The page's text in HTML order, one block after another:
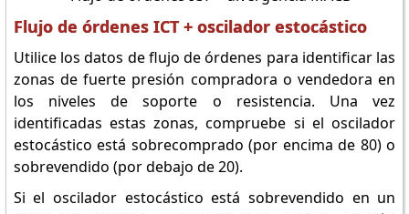
Flujo de órdenes ICT + oscilador estocástico
Utilice los datos de flujo de órdenes para identificar las
zonas de fuerte presión compradora o vendedora en
los niveles de soporte o resistencia. Una vez
identificadas estas zonas, compruebe si el oscilador
estocástico está sobrecomprado (por encima de 80) o
sobrevendido (por debajo de 20).
Si el oscilador estocástico está sobrevendido en un